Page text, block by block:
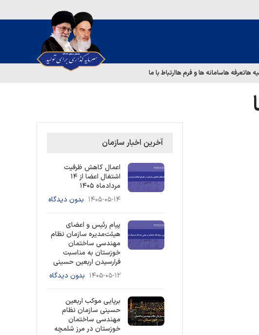
هاتعرفه هاسامانه ها و فرم هاارتباط با ما
آخرین اخبار سازمان
اعمال کاهش ظرفیت
اشتغال اعضا از ۱۴
مردادماه ۱۴۰۵
۱۴۰۵-۰۵-۱۴ بدون دیدگاه
پیام رئیس و اعضای
هیئت‌مدیره سازمان نظام
مهندسی ساختمان
خوزستان به مناسبت
فرارسیدن اربعین حسینی
۱۴۰۵-۰۵-۱۲ بدون دیدگاه
برپایی موکب اربعین
حسینی سازمان نظام
مهندسی ساختمان
خوزستان در مرز شلمچه